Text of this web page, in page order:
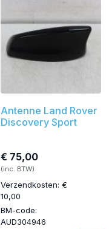
Antenne Land Rover
Discovery Sport
€ 75,00
(inc. BTW)
Verzendkosten: €
10,00
BM-code:
AUD304946